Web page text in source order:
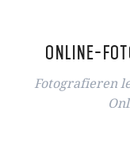
Online-
Fotografieren